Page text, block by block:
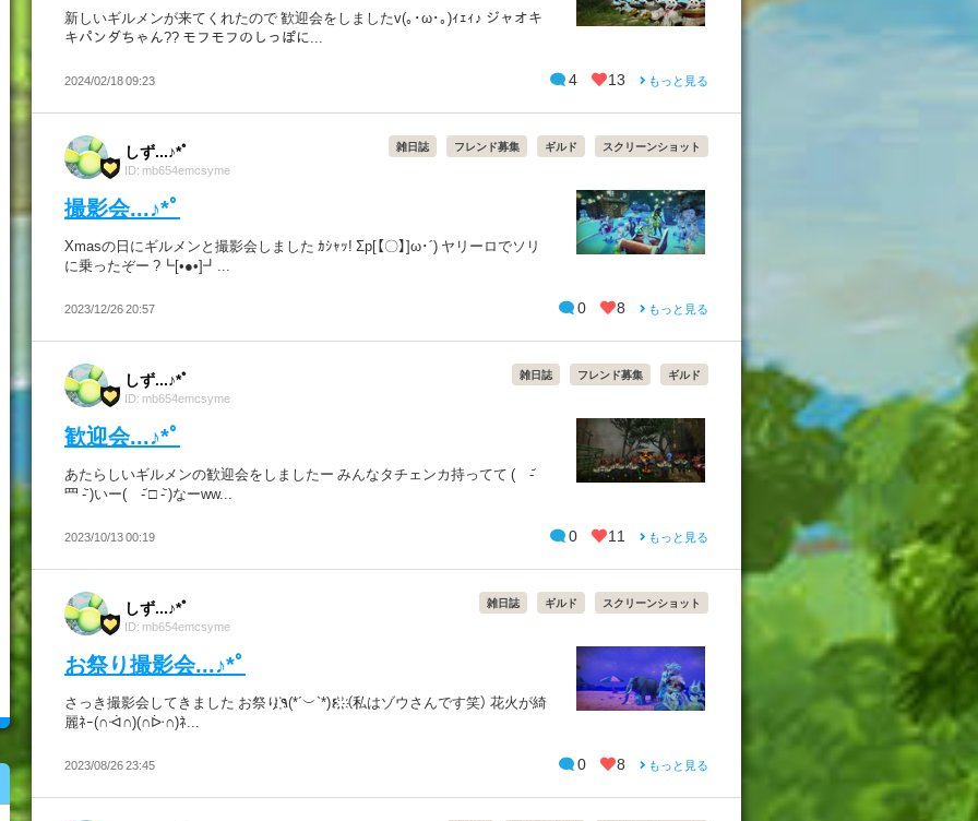
新しいギルメンが来てくれたので 歓迎会をしましたv(｡･ω･｡)ｨｪｨ♪ ジャオキ
キパンダちゃん?? モフモフのしっぽに...
2024/02/18 09:23 4 13 もっと見る
しず...♪*ﾟ
ID: mb654emcsyme
雑日誌 フレンド募集 ギルド スクリーンショット
撮影会...♪*ﾟ
Xmasの日にギルメンと撮影会しました ｶｼｬｯ! Σp[【〇】]ω･´) ヤリーロでソリ
に乗ったぞー ?┗[•●•]┛...
2023/12/26 20:57 0 8 もっと見る
しず...♪*ﾟ
ID: mb654emcsyme
雑日誌 フレンド募集 ギルド
歓迎会...♪*ﾟ
あたらしいギルメンの歓迎会をしましたー みんなタチェンカ持ってて ( -᷄
罒 -᷅ )いー( -᷄ □ -᷅ )なーww...
2023/10/13 00:19 0 11 もっと見る
しず...♪*ﾟ
ID: mb654emcsyme
雑日誌 ギルド スクリーンショット
お祭り撮影会...♪*ﾟ
さっき撮影会してきました お祭り҉٩(*´︶`*)۶҉ ҉ （私はゾウさんです笑） 花火が綺
麗ﾈｰ(∩ᐙ∩)(∩ᐕ∩)ﾈ...
2023/08/26 23:45 0 8 もっと見る